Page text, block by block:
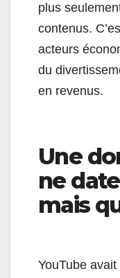
plus
contenus.
acteurs
du
en revenus.
Une
ne
mais
YouTube